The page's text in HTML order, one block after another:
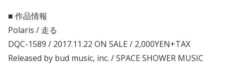
■ 作品情報
Polaris / 走る
DQC-1589 / 2017.11.22 ON SALE / 2,000YEN+TAX
Released by bud music, inc. / SPACE SHOWER MUSIC